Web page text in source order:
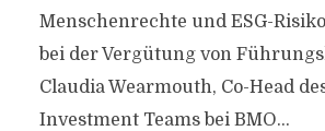
Menschenrechte und ESG-
bei der Vergütung von
Claudia Wearmouth, Co-Head
Investment Teams bei BMO...